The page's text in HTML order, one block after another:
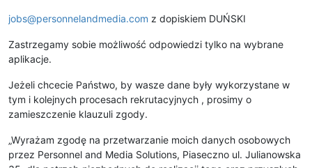
jobs@personnelandmedia.com z dopiskiem DUŃSKI
Zastrzegamy sobie możliwość odpowiedzi tylko na wybrane
aplikacje.
Jeżeli chcecie Państwo, by wasze dane były wykorzystane w
tym i kolejnych procesach rekrutacyjnych , prosimy o
zamieszczenie klauzuli zgody.
„Wyrażam zgodę na przetwarzanie moich danych osobowych
przez Personnel and Media Solutions, Piaseczno ul. Julianowska